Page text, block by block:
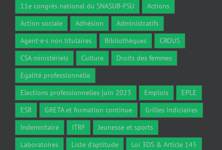
11e congrès national du SNASUB-FSU
Actions
Action sociale
Adhésion
Administratifs
Agent·e·s non titulaires
Bibliothèques
CROUS
CSA ministériels
Culture
Droits des femmes
Egalité professionnelle
Elections professionnelles juin 2023
Emplois
EPLE
ESR
GRETA et formation continue
Grilles indiciaires
Indemnitaire
ITRF
Jeunesse et sports
Laboratoires
Liste d'aptitude
Loi 3DS & Article 145